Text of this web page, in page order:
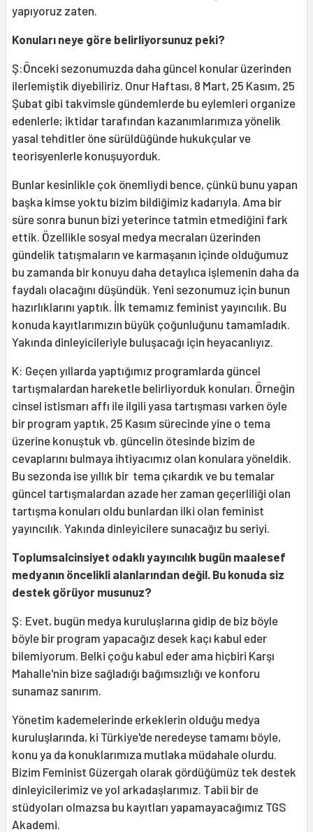
yapıyoruz zaten.
Konuları neye göre belirliyorsunuz peki?
Ş:Önceki sezonumuzda daha güncel konular üzerinden
ilerlemiştik diyebiliriz. Onur Haftası, 8 Mart, 25 Kasım, 25
Şubat gibi takvimsle gündemlerde bu eylemleri organize
edenlerle; iktidar tarafından kazanımlarımıza yönelik
yasal tehditler öne sürüldüğünde hukukçular ve
teorisyenlerle konuşuyorduk.
Bunlar kesinlikle çok önemliydi bence, çünkü bunu yapan
başka kimse yoktu bizim bildiğimiz kadarıyla. Ama bir
süre sonra bunun bizi yeterince tatmin etmediğini fark
ettik. Özellikle sosyal medya mecraları üzerinden
gündelik tatışmaların ve karmaşanın içinde olduğumuz
bu zamanda bir konuyu daha detaylıca işlemenin daha da
faydalı olacağını düşündük. Yeni sezonumuz için bunun
hazırlıklarını yaptık. İlk temamız feminist yayıncılık. Bu
konuda kayıtlarımızın büyük çoğunluğunu tamamladık.
Yakında dinleyicileriyle buluşacağı için heyacanlıyız.
K: Geçen yıllarda yaptığımız programlarda güncel
tartışmalardan hareketle belirliyorduk konuları. Örneğin
cinsel istismarı affı ile ilgili yasa tartışması varken öyle
bir program yaptık, 25 Kasım sürecinde yine o tema
üzerine konuştuk vb. güncelin ötesinde bizim de
cevaplarını bulmaya ihtiyacımız olan konulara yöneldik.
Bu sezonda ise yıllık bir tema çıkardık ve bu temalar
güncel tartışmalardan azade her zaman geçerliliği olan
tartışma konuları oldu bunlardan ilki olan feminist
yayıncılık. Yakında dinleyicilere sunacağız bu seriyi.
Toplumsalcinsiyet odaklı yayıncılık bugün maalesef
medyanın öncelikli alanlarından değil. Bu konuda siz
destek görüyor musunuz?
Ş: Evet, bugün medya kuruluşlarına gidip de biz böyle
böyle bir program yapacağız desek kaçı kabul eder
bilemiyorum. Belki çoğu kabul eder ama hiçbiri Karşı
Mahalle'nin bize sağladığı bağımsızlığı ve konforu
sunamaz sanırım.
Yönetim kademelerinde erkeklerin olduğu medya
kuruluşlarında, ki Türkiye'de neredeyse tamamı böyle,
konu ya da konuklarımıza mutlaka müdahale olurdu.
Bizim Feminist Güzergah olarak gördüğümüz tek destek
dinleyicilerimiz ve yol arkadaşlarımız. Tabii bir de
stüdyoları olmazsa bu kayıtları yapamayacağımız TGS
Akademi.